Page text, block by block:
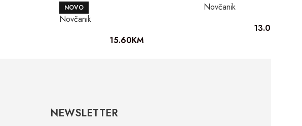
NOVO
Novčanik
15.60KM
Novčanik
13.00
NEWSLETTER